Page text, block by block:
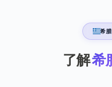
希
了解希